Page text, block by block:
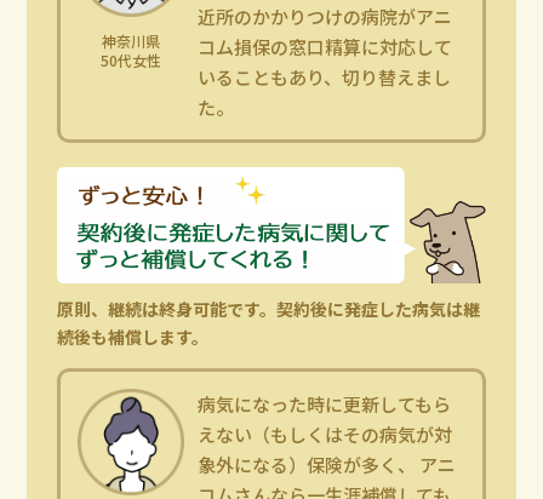
神奈川県
50代女性
近所のかかりつけの病院がアニ
コム損保の窓口精算に対応して
いることもあり、切り替えまし
た。
原則、継続は終身可能です。契約後に発症した病気は継
続後も補償します。
病気になった時に更新してもら
えない（もしくはその病気が対
象外になる）保険が多く、 アニ